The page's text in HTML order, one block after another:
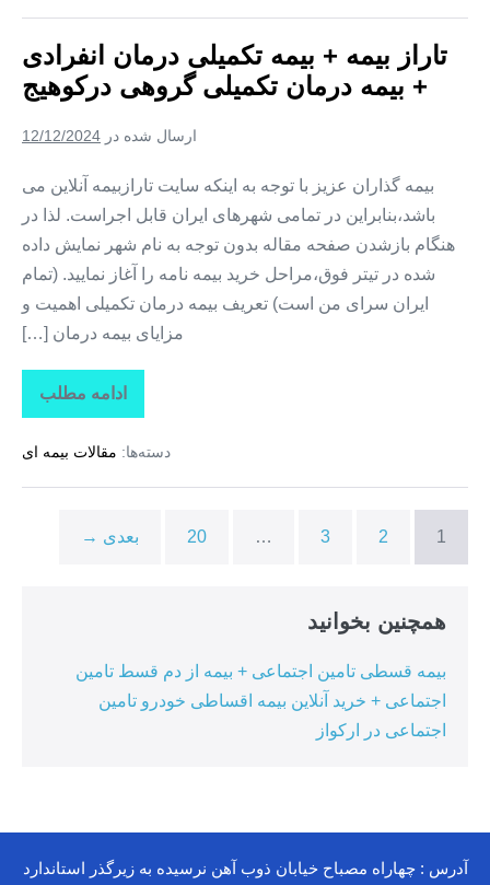
درمان
+
بیمه
درمان
تکمیلی
در
تاراز بیمه + بیمه تکمیلی درمان انفرادی
+ بیمه درمان تکمیلی گروهی درکوهیج
ارسال شده در 12/12/2024
بیمه گذاران عزیز با توجه به اینکه سایت تارازبیمه آنلاین می
باشد،بنابراین در تمامی شهرهای ایران قابل اجراست. لذا در
هنگام بازشدن صفحه مقاله بدون توجه به نام شهر نمایش داده
شده در تیتر فوق،مراحل خرید بیمه نامه را آغاز نمایید. (تمام
ایران سرای من است) تعریف بیمه درمان تکمیلی اهمیت و
مزایای بیمه درمان […]
ادامه مطلب
تاراز
بیمه
بیمه
درمان
بیمه
دسته‌ها: مقالات بیمه ای
1
2
3
…
20 بعدی →
همچنین بخوانید
بیمه قسطی تامین اجتماعی + بیمه از دم قسط تامین
اجتماعی + خرید آنلاین بیمه اقساطی خودرو تامین
اجتماعی در ارکواز
آدرس : چهاراه مصباح خیابان ذوب آهن نرسیده به زیرگذر استاندارد